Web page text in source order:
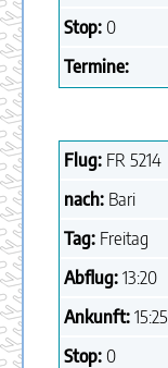
Stop: 0
Termine:
Flug: FR 5214
nach: Bari
Tag: Freitag
Abflug: 13:20
Ankunft: 15:25
Stop: 0